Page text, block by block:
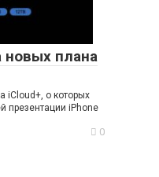
новых плана
iCloud+, о которых
презентации iPhone
0